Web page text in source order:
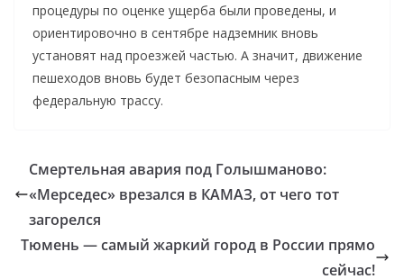
процедуры по оценке ущерба были проведены, и
ориентировочно в сентябре надземник вновь
установят над проезжей частью. А значит, движение
пешеходов вновь будет безопасным через
федеральную трассу.
Смертельная авария под Голышманово:
«Мерседес» врезался в КАМАЗ, от чего тот
загорелся
Тюмень — самый жаркий город в России прямо
сейчас!